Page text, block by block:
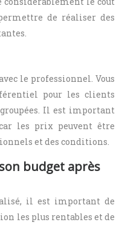
de réaliser des
le professionnel. Vous
pour les clients
Il est important
les prix peuvent être
et des conditions.
budget après
il est important de
les plus rentables et de